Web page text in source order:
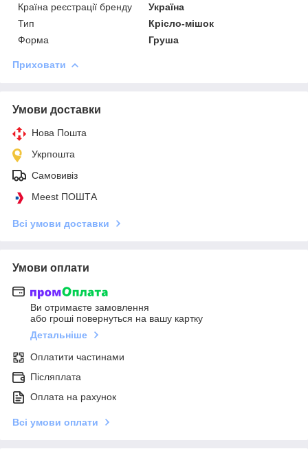
Країна реєстрації бренду
Україна
Тип
Крісло-мішок
Форма
Груша
Приховати
Умови доставки
Нова Пошта
Укрпошта
Самовивіз
Meest ПОШТА
Всі умови доставки
Умови оплати
Ви отримаєте замовлення
або гроші повернуться на вашу картку
Детальніше
Оплатити частинами
Післяплата
Оплата на рахунок
Всі умови оплати